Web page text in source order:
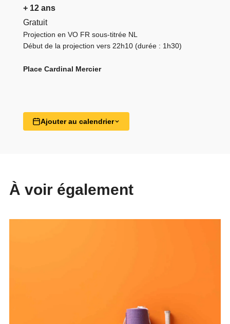
+ 12 ans
Gratuit
Projection en VO FR sous-titrée NL
Début de la projection vers 22h10 (durée : 1h30)
Place Cardinal Mercier
Ajouter au calendrier
À voir également